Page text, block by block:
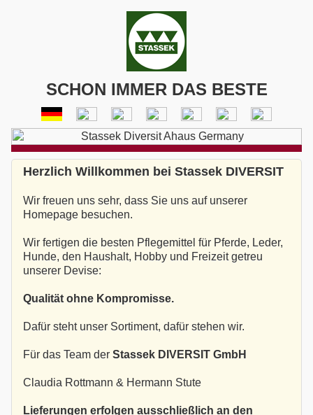
SCHON IMMER DAS BESTE
Herzlich Willkommen bei Stassek DIVERSIT
Wir freuen uns sehr, dass Sie uns auf unserer
Homepage besuchen.
Wir fertigen die besten Pflegemittel für Pferde, Leder,
Hunde, den Haushalt, Hobby und Freizeit getreu
unserer Devise:
Qualität ohne Kompromisse.
Dafür steht unser Sortiment, dafür stehen wir.
Für das Team der Stassek DIVERSIT GmbH
Claudia Rottmann & Hermann Stute
Lieferungen erfolgen ausschließlich an den